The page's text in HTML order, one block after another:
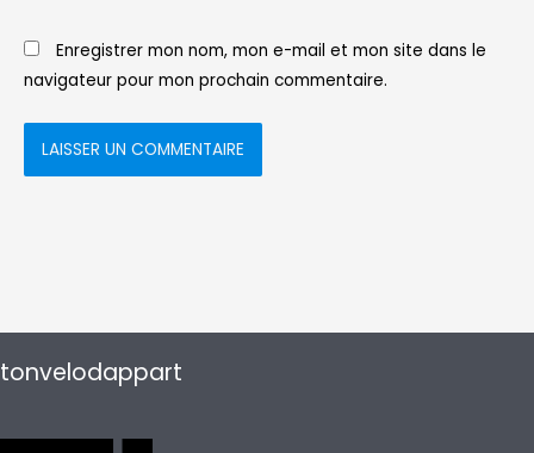
Enregistrer mon nom, mon e-mail et mon site dans le
navigateur pour mon prochain commentaire.
tonvelodappart